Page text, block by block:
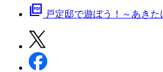
picture_as_pdf 戸定邸で遊ぼう！～あき